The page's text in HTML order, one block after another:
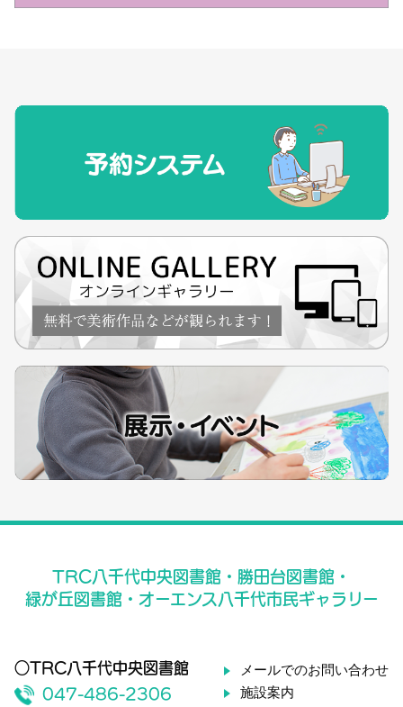
TRC八千代中央図書館・勝田台図書館・
緑が丘図書館・オーエンス八千代市民ギャラリー
○TRC八千代中央図書館
047-486-2306
メールでのお問い合わせ
施設案内